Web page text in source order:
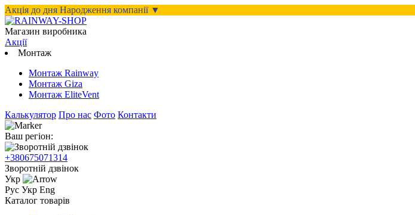
Акція до дня Народження компанії ▼
Магазин виробника
Акції
Монтаж
Монтаж Rainway
Монтаж Giza
Монтаж EliteVent
Калькулятор Про нас Фото Контакти
Ваш регіон:
+380675071314
Зворотній дзвінок
Укр
Рус Укр Eng
Каталог товарів